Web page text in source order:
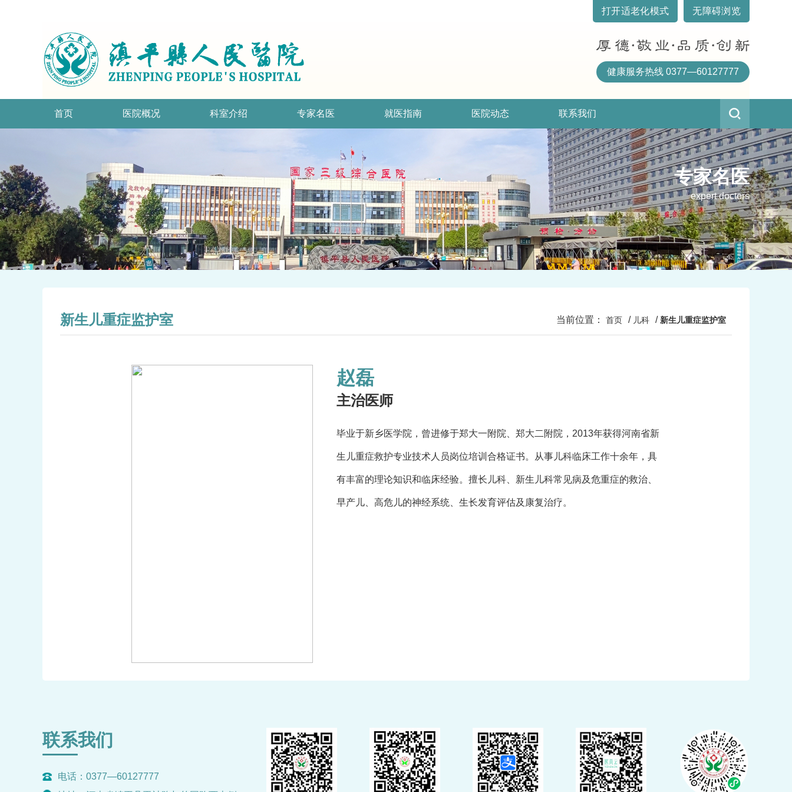
打开适老化模式 无障碍浏览
健康服务热线 0377—60127777
首页 医院概况 科室介绍 专家名医 就医指南 医院动态 联系我们
专家名医
expert doctors
新生儿重症监护室 当前位置： 首页 / 儿科 / 新生儿重症监护室
赵磊
主治医师
毕业于新乡医学院，曾进修于郑大一附院、郑大二附院，2013年获得河南省新
生儿重症救护专业技术人员岗位培训合格证书。从事儿科临床工作十余年，具
有丰富的理论知识和临床经验。擅长儿科、新生儿科常见病及危重症的救治、
早产儿、高危儿的神经系统、生长发育评估及康复治疗。
联系我们
电话：0377—60127777